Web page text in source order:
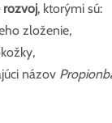
rozvoj, ktorými sú:
zloženie,
názov